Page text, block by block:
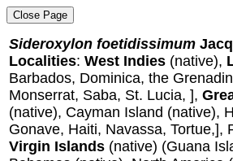
Sideroxylon foetidissimum
Localities: West Indies (native),
Barbados, Dominica, the
Monserrat, Saba, St. Lucia, ],
(native), Cayman Island (native),
Gonave, Haiti, Navassa, Tortue,],
Virgin Islands (native) (Guana